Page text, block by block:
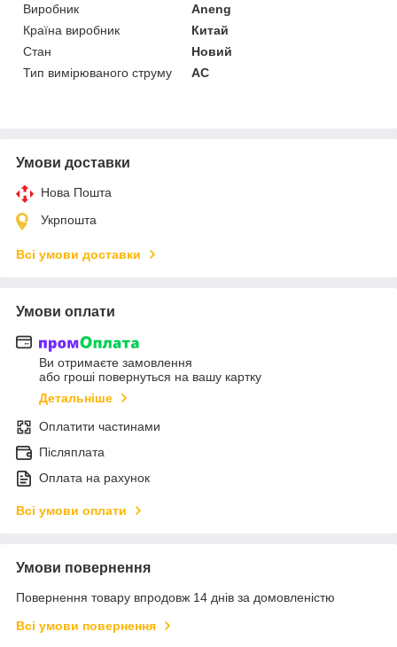
Виробник
Aneng
Країна виробник
Китай
Стан
Новий
Тип вимірюваного струму
AC
Умови доставки
Нова Пошта
Укрпошта
Всі умови доставки
Умови оплати
Ви отримаєте замовлення
або гроші повернуться на вашу картку
Детальніше
Оплатити частинами
Післяплата
Оплата на рахунок
Всі умови оплати
Умови повернення
Повернення товару впродовж 14 днів за домовленістю
Всі умови повернення